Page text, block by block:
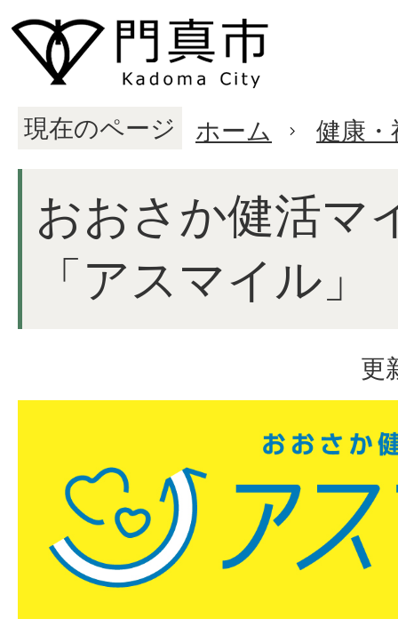
現在のページ ホーム 健康・
おおさか健活マ
「アスマイル」
更